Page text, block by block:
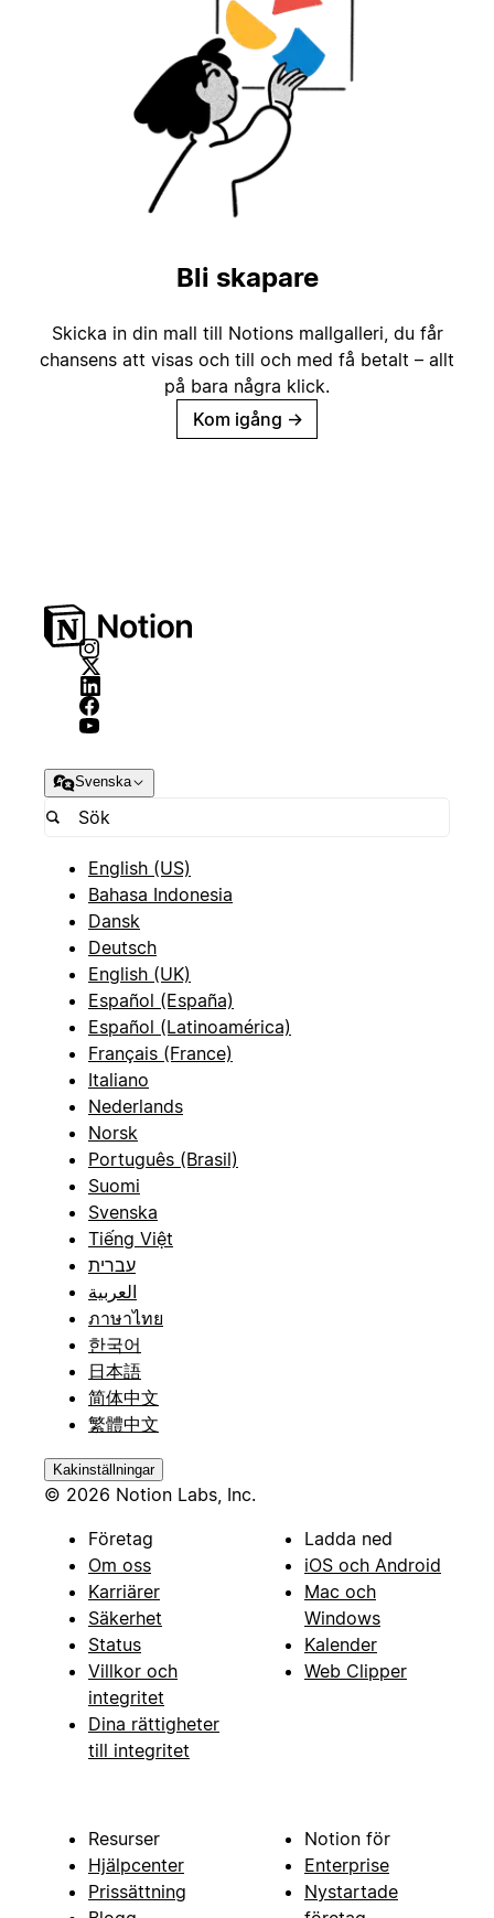
Bli skapare
Skicka in din mall till Notions mallgalleri, du får
chansens att visas och till och med få betalt – allt
på bara några klick.
Kom igång →
Svenska
English (US)
Bahasa Indonesia
Dansk
Deutsch
English (UK)
Español (España)
Español (Latinoamérica)
Français (France)
Italiano
Nederlands
Norsk
Português (Brasil)
Suomi
Svenska
Tiếng Việt
עברית
العربية
ภาษาไทย
한국어
日本語
简体中文
繁體中文
Kakinställningar
© 2026 Notion Labs, Inc.
Företag
Om oss
Karriärer
Säkerhet
Status
Villkor och
integritet
Dina rättigheter
till integritet
Ladda ned
iOS och Android
Mac och
Windows
Kalender
Web Clipper
Resurser
Hjälpcenter
Prissättning
Notion för
Enterprise
Nystartade